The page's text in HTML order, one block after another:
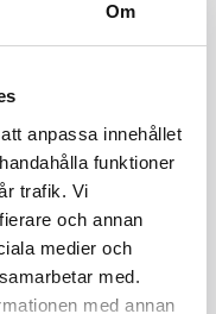
Om
anpassa innehållet
funktioner
trafik. Vi
och annan
medier och
med.
med annan
1å 5å